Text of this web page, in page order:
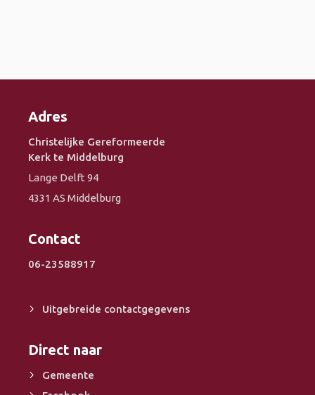
Adres
Christelijke Gereformeerde
Kerk te Middelburg
Lange Delft 94
4331 AS Middelburg
Contact
06-23588917
Uitgebreide contactgegevens
Direct naar
Gemeente